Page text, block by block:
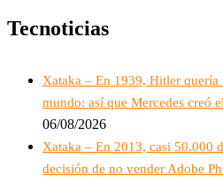
Tecnoticias
Xataka – En 1939, Hitler quería
mundo: así que Mercedes creó
06/08/2026
Xataka – En 2013, casi 50.000
decisión de no vender Adobe